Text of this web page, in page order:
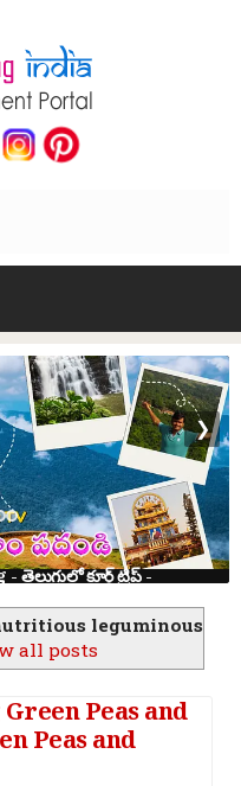
❯
leguminous
all posts
Peas and
Peas and